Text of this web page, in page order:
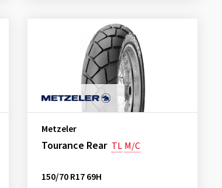
Metzeler
Tourance Rear TL M/C
150/70 R17 69H